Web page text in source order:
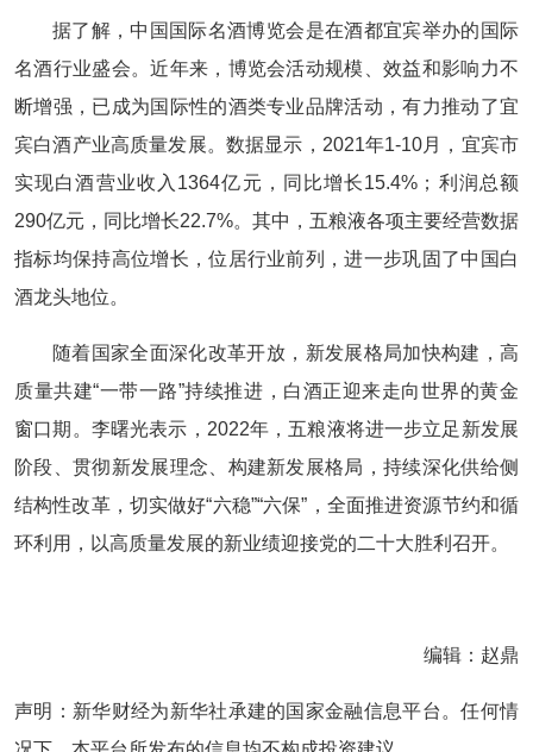
据了解，中国国际名酒博览会是在酒都宜宾举办的国际
名酒行业盛会。近年来，博览会活动规模、效益和影响力不
断增强，已成为国际性的酒类专业品牌活动，有力推动了宜
宾白酒产业高质量发展。数据显示，2021年1-10月，宜宾市
实现白酒营业收入1364亿元，同比增长15.4%；利润总额
290亿元，同比增长22.7%。其中，五粮液各项主要经营数据
指标均保持高位增长，位居行业前列，进一步巩固了中国白
酒龙头地位。
随着国家全面深化改革开放，新发展格局加快构建，高
质量共建“一带一路”持续推进，白酒正迎来走向世界的黄金
窗口期。李曙光表示，2022年，五粮液将进一步立足新发展
阶段、贯彻新发展理念、构建新发展格局，持续深化供给侧
结构性改革，切实做好“六稳”“六保”，全面推进资源节约和循
环利用，以高质量发展的新业绩迎接党的二十大胜利召开。
编辑：赵鼎
声明：新华财经为新华社承建的国家金融信息平台。任何情